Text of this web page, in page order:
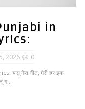
in
2026
0
यसू मेरा गीत, मेरी हर इक
ग...